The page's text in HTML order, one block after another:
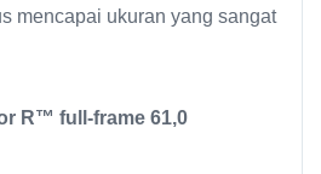
mencapai ukuran yang sangat
R™ full-frame 61,0